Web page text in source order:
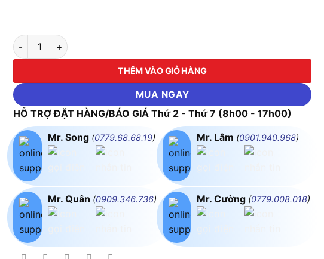
Máy phun xịt rửa áp lực cao Bosch UniversalAquatak 125 số lượng
THÊM VÀO GIỎ HÀNG
MUA NGAY
HỖ TRỢ ĐẶT HÀNG/BÁO GIÁ Thứ 2 - Thứ 7 (8h00 - 17h00)
Mr. Song (0779.68.68.19)
Mr. Quân (0909.346.736)
Mr. Lâm (0901.940.968)
Mr. Cường (0779.008.018)